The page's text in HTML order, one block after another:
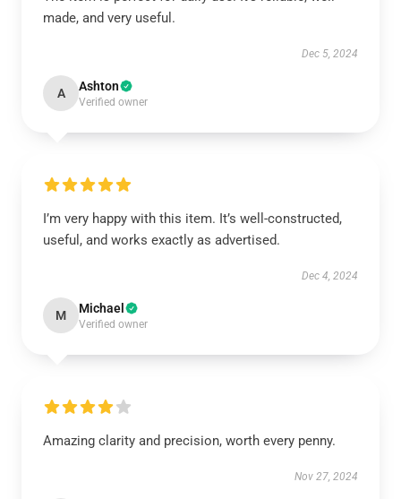
made, and very useful.
Dec 5, 2024
A Ashton
Verified owner
I’m very happy with this item. It’s well-constructed,
useful, and works exactly as advertised.
Dec 4, 2024
M Michael
Verified owner
Amazing clarity and precision, worth every penny.
Nov 27, 2024